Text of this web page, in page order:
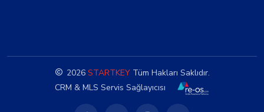
2026STARTKEYTüm Hakları Saklıdır.
CRM & MLS Servis Sağlayıcısı